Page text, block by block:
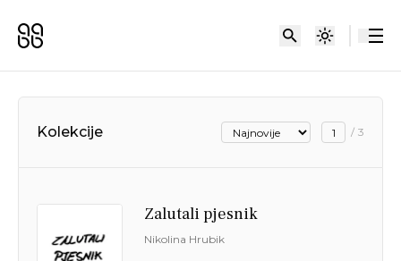
Kolekcije / 3
Zalutali pjesnik
Nikolina Hrubik